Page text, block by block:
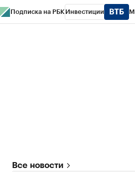
Подписка на РБК Инвестиции
Все новости